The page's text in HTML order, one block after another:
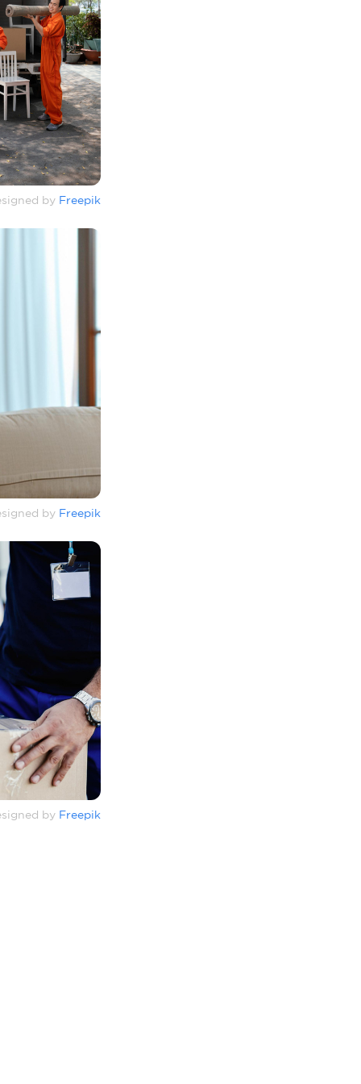
by Freepik
by Freepik
by Freepik